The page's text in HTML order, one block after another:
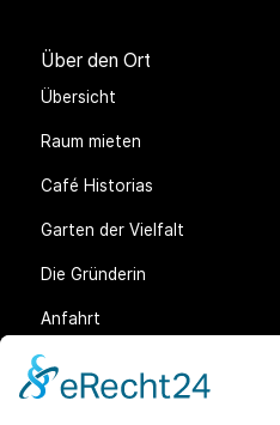
Über den Ort
Übersicht
Raum mieten
Café Historias
Garten der Vielfalt
Die Gründerin
Anfahrt
Rechtliches